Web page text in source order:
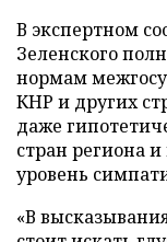
В экспертном
Зеленского
нормам
КНР и других
даже
стран региона
уровень
«В